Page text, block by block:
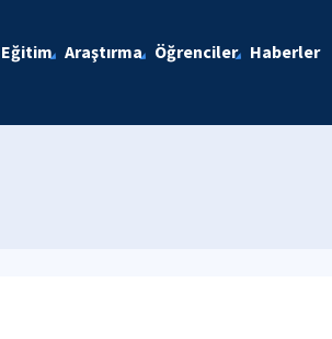
Eğitim Araştırma Öğrenciler Haberler